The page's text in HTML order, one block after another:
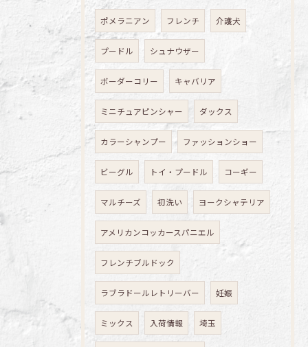
ポメラニアン フレンチ 介護犬
プードル シュナウザー
ボーダーコリー キャバリア
ミニチュアピンシャー ダックス
カラーシャンプー ファッションショー
ビーグル トイ・プードル コーギー
マルチーズ 初洗い ヨークシャテリア
アメリカンコッカースパニエル
フレンチブルドック
ラブラドールレトリーバー 妊娠
ミックス 入荷情報 埼玉